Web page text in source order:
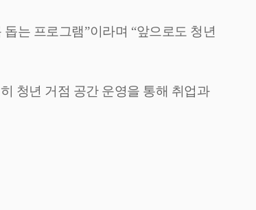
돕는 프로그램”이라며 “앞으로도 청년
청년 거점 공간 운영을 통해 취업과